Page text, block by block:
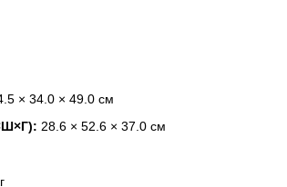
× 34.0 × 49.0 см
28.6 × 52.6 × 37.0 см